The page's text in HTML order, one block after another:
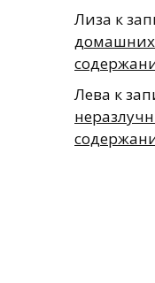
Лиза к
домашних
Лева к